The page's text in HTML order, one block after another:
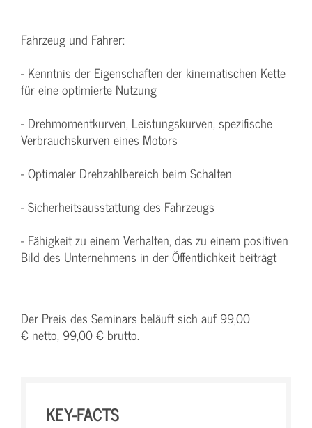
Fahrzeug und Fahrer:
- Kenntnis der Eigenschaften der kinematischen Kette
für eine optimierte Nutzung
- Drehmomentkurven, Leistungskurven, spezifische
Verbrauchskurven eines Motors
- Optimaler Drehzahlbereich beim Schalten
- Sicherheitsausstattung des Fahrzeugs
- Fähigkeit zu einem Verhalten, das zu einem positiven
Bild des Unternehmens in der Öffentlichkeit beiträgt
Der Preis des Seminars beläuft sich auf 99,00
€ netto, 99,00 € brutto.
KEY-FACTS